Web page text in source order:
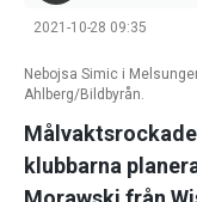
2021-10-28 09:35
Nebojsa Simic i
Ahlberg/Bildbyrån.
klubbarna